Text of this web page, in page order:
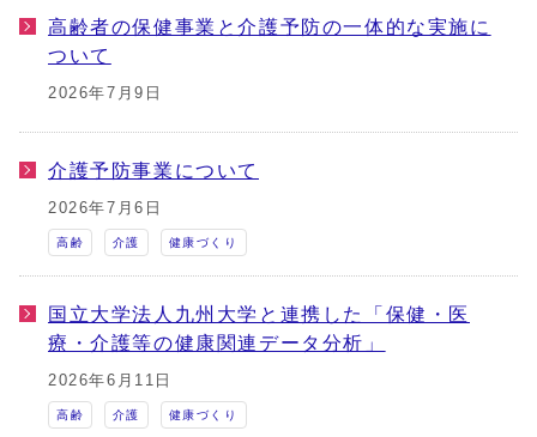
高齢者の保健事業と介護予防の一体的な実施に
ついて
2026年7月9日
介護予防事業について
2026年7月6日
高齢 介護 健康づくり
国立大学法人九州大学と連携した「保健・医
療・介護等の健康関連データ分析」
2026年6月11日
高齢 介護 健康づくり